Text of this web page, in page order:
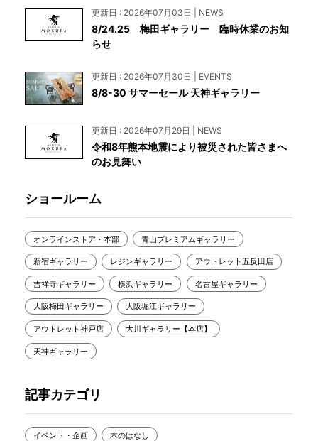
更新日 : 2026年07月03日 | NEWS
8/24.25 梅田ギャラリー 臨時休業のお知
らせ
更新日 : 2026年07月30日 | EVENTS
8/8-30 サマーセール 天神ギャラリー
更新日 : 2026年07月29日 | NEWS
令和8年熊本地震により被災された皆さまへ
のお見舞い
ショールーム
オンラインストア・本部 青山プレミアムギャラリー
新宿ギャラリー レジンギャラリー アウトレット五反田店
吉祥寺ギャラリー 横浜ギャラリー 名古屋ギャラリー
大阪梅田ギャラリー 大阪堀江ギャラリー
アウトレット神戸店 大川ギャラリー【本店】
天神ギャラリー
記事カテゴリ
イベント・企画 木のはなし